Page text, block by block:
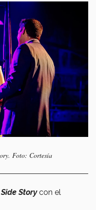
Foto: Cortesía
Storycon el